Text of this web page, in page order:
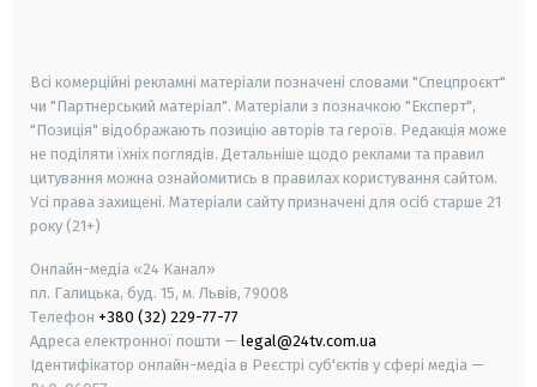
Всі комерційні рекламні матеріали позначені словами "Спецпроєкт"
чи "Партнерський матеріал". Матеріали з позначкою "Експерт",
"Позиція" відображають позицію авторів та героїв. Редакція може
не поділяти їхніх поглядів. Детальніше щодо реклами та правил
цитування можна ознайомитись в правилах користування сайтом.
Усі права захищені. Матеріали сайту призначені для осіб старше 21
року (21+)
Онлайн-медіа «24 Канал»
пл. Галицька, буд. 15, м. Львів, 79008
Телефон +380 (32) 229-77-77
Адреса електронної пошти — legal@24tv.com.ua
Ідентифікатор онлайн-медіа в Реєстрі суб'єктів у сфері медіа —